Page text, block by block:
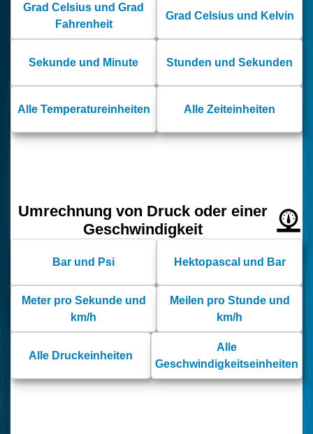
Grad Celsius und Grad
Fahrenheit
Grad Celsius und Kelvin
Sekunde und Minute Stunden und Sekunden
Alle Temperatureinheiten Alle Zeiteinheiten
Umrechnung von Druck oder einer
Geschwindigkeit
Bar und Psi Hektopascal und Bar
Meter pro Sekunde und
km/h
Meilen pro Stunde und
km/h
Alle Druckeinheiten
Alle
Geschwindigkeitseinheiten